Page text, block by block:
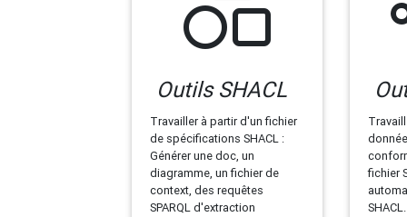
Outils SHACL
Travailler à partir d'un fichier
de spécifications SHACL :
Générer une doc, un
diagramme, un fichier de
context, des requêtes
SPARQL d'extraction
fichier
SHACL.